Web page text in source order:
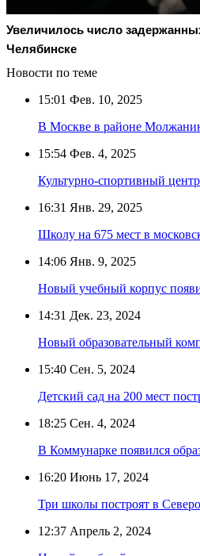
Увеличилось число
Челябинске
Новости по теме
15:01 Фев. 10, 2025
В Москве в районе
15:54 Фев. 4, 2025
Культурно-спортивный
16:31 Янв. 29, 2025
Школу на 675 мест в
14:06 Янв. 9, 2025
Новый учебный корпус
14:31 Дек. 23, 2024
Новый образовательный
15:40 Сен. 5, 2024
Детский сад на 200 мест
18:25 Сен. 4, 2024
В Коммунарке появился
16:20 Июнь 17, 2024
Три школы построят в
12:37 Апрель 2, 2024